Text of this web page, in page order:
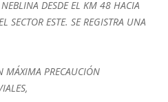
DESDE EL KM 48 HACIA
SECTOR ESTE. SE REGISTRA UNA
MÁXIMA PRECAUCIÓN